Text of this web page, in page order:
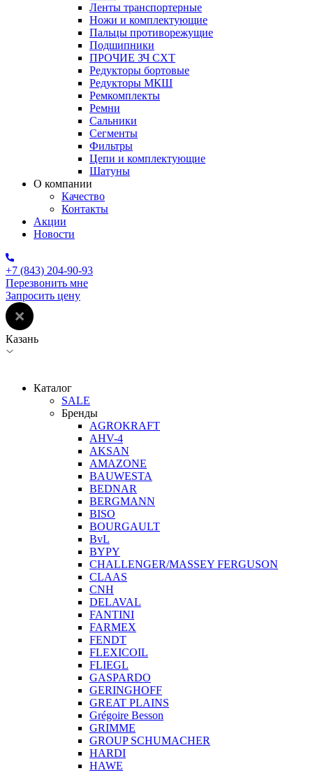
Ленты транспортерные
Ножи и комплектующие
Пальцы противорежущие
Подшипники
ПРОЧИЕ ЗЧ СХТ
Редукторы бортовые
Редукторы МКШ
Ремкомплекты
Ремни
Сальники
Сегменты
Фильтры
Цепи и комплектующие
Шатуны
О компании
Качество
Контакты
Акции
Новости
+7 (843) 204-90-93
Перезвонить мне
Запросить цену
Казань
Каталог
SALE
Бренды
AGROKRAFT
AHV-4
AKSAN
AMAZONE
BAUWESTA
BEDNAR
BERGMANN
BISO
BOURGAULT
BvL
BYPY
CHALLENGER/MASSEY FERGUSON
CLAAS
CNH
DELAVAL
FANTINI
FARMEX
FENDT
FLEXICOIL
FLIEGL
GASPARDO
GERINGHOFF
GREAT PLAINS
Grégoire Besson
GRIMME
GROUP SCHUMACHER
HARDI
HAWE